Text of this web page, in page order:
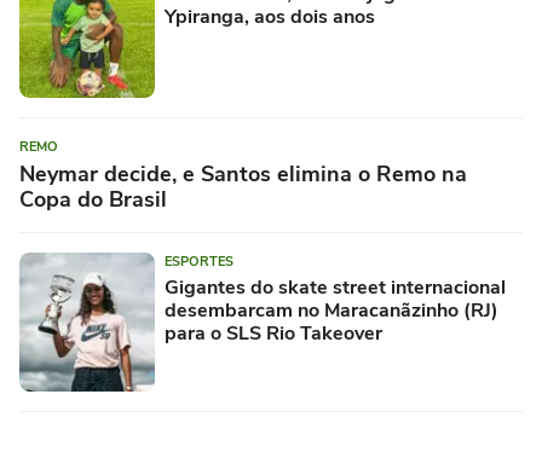
Ypiranga, aos dois anos
REMO
Neymar decide, e Santos elimina o Remo na
Copa do Brasil
ESPORTES
Gigantes do skate street internacional
desembarcam no Maracanãzinho (RJ)
para o SLS Rio Takeover